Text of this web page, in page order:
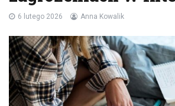
6 lutego 2026 Anna Kowalik